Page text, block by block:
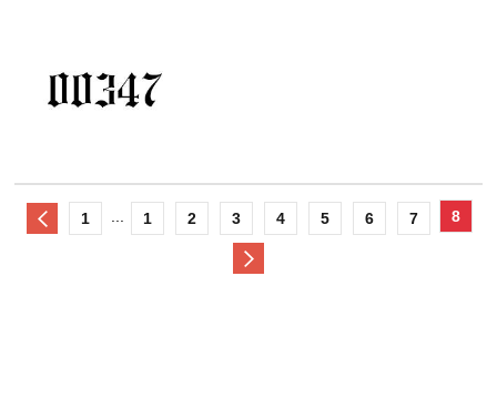
1 1 2 3 4 5 6 7 8